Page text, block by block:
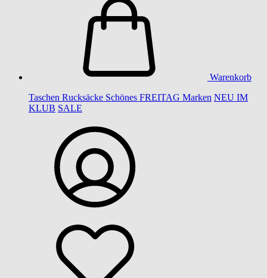
Warenkorb
Taschen Rucksäcke Schönes FREITAG Marken NEU IM
KLUB SALE